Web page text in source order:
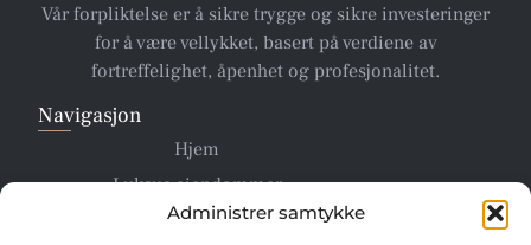
Administrer samtykke
Vår forpliktelse er å sikre trygge og sikre investeringer
for å være vellykket, basert på verdiene av
fortreffelighet, åpenhet og profesjonalitet.
Navigasjon
Hjem
Luksus eiendommer
Hvem Vi Er